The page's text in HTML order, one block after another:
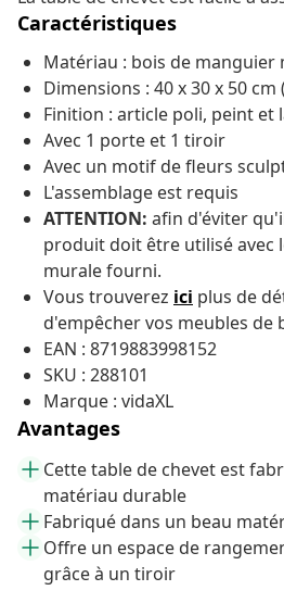
Caractéristiques
Matériau : bois de manguier
Dimensions : 40 x 30 x 50 cm
Finition : article poli, peint et
Avec 1 porte et 1 tiroir
Avec un motif de fleurs
L'assemblage est requis
ATTENTION: afin d'éviter
produit doit être utilisé avec
murale fourni.
Vous trouverez ici plus de
d'empêcher vos meubles de
EAN : 8719883998152
SKU : 288101
Marque : vidaXL
Avantages
Cette table de chevet est
matériau durable
Fabriqué dans un beau
Offre un espace de
grâce à un tiroir